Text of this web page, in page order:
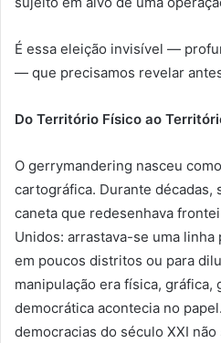
É essa eleição invisível —
— que precisamos revelar
Do Território Físico ao
O gerrymandering nasceu
cartográfica. Durante décadas,
caneta que redesenhava
Unidos: arrastava-se uma
em poucos distritos ou para
manipulação era física, gráfica,
democrática acontecia no
democracias do século XXI